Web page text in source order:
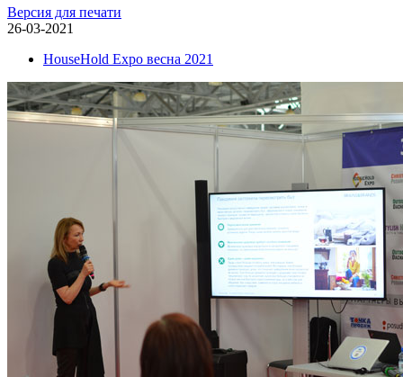
Версия для печати
26-03-2021
HouseHold Expo весна 2021